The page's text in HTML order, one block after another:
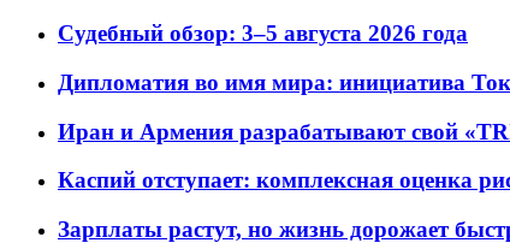
Судебный обзор: 3–5 августа 2026 года
Дипломатия во имя мира: инициатива
Иран и Армения разрабатывают свой
Каспий отступает: комплексная оценка
Зарплаты растут, но жизнь дорожает